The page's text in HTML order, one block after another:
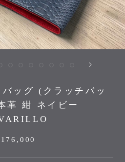
ッグ (クラッチバッ
革 紺 ネイビー